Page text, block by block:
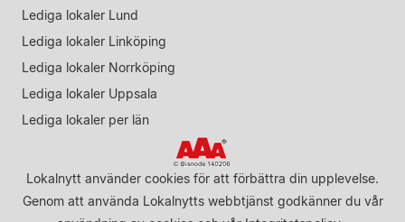
Lediga lokaler Lund
Lediga lokaler Linköping
Lediga lokaler Norrköping
Lediga lokaler Uppsala
Lediga lokaler per län
Lokalnytt använder cookies för att förbättra din upplevelse.
Genom att använda Lokalnytts webbtjänst godkänner du vår